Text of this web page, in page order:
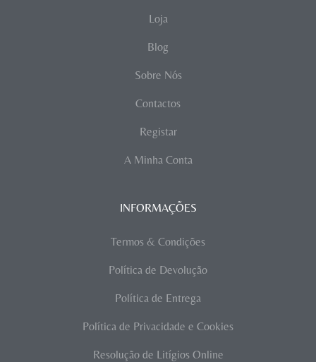
Loja
Blog
Sobre Nós
Contactos
Registar
A Minha Conta
INFORMAÇÕES
Termos & Condições
Política de Devolução
Política de Entrega
Política de Privacidade e Cookies
Resolução de Litígios Online